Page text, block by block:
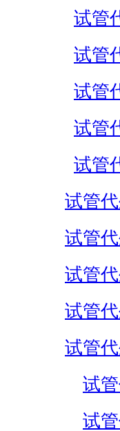
试管
试管
试管
试管
试管
试管
试管
试管
试管
试管
试
试